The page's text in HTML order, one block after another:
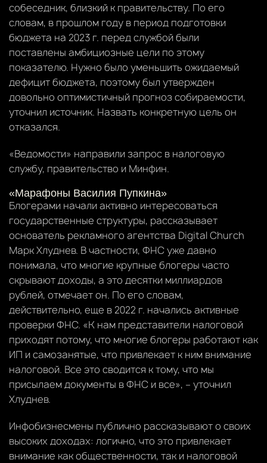
собеседник, близкий к правительству. По его
словам, в прошлом году в период подготовки
бюджета на 2023 г. перед службой были
поставлены амбициозные цели по этому
показателю. Нужно было уменьшить ожидаемый
дефицит бюджета, поэтому был утвержден
довольно оптимистичный прогноз собираемости,
уточнил источник. Назвать конкретную цель он
отказался.
«Ведомости» направили запрос в налоговую
службу, правительство и Минфин.
«Марафоны Василия Пупкина»
Блогерами начали активно интересоваться
государственные структуры, рассказывает
основатель рекламного агентства Digital Church
Марк Хлуднев. В частности, ФНС уже давно
понимала, что многие крупные блогеры часто
скрывают доходы, а это десятки миллиардов
рублей, отмечает он. По его словам,
действительно, еще в 2022 г. начались активные
проверки ФНС. «К нам представители налоговой
приходят потому, что многие блогеры работают как
ИП и самозанятые, что привлекает к ним внимание
налоговой. Все это сводится к тому, что мы
присылаем документы в ФНС и все», – уточнил
Хлуднев.
Инфобизнесмены публично рассказывают о своих
высоких доходах: логично, что это привлекает
внимание как общественности, так и налоговой